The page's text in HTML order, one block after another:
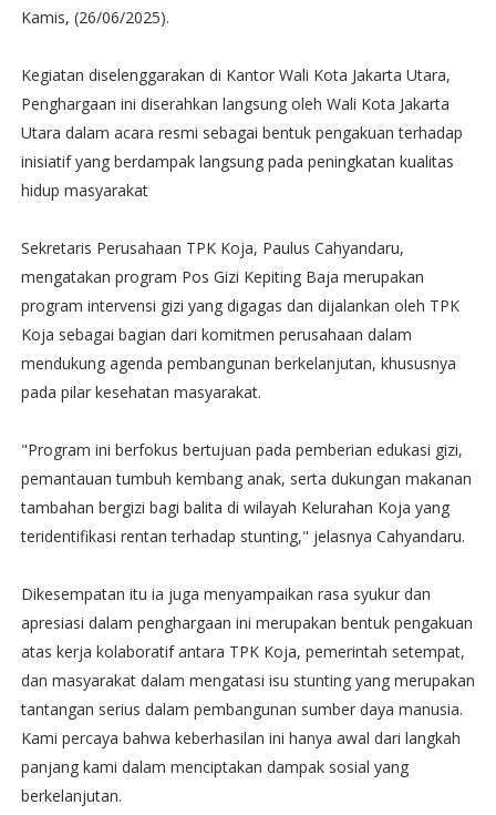
Kamis, (26/06/2025).
Kegiatan diselenggarakan di Kantor Wali Kota Jakarta Utara,
Penghargaan ini diserahkan langsung oleh Wali Kota Jakarta
Utara dalam acara resmi sebagai bentuk pengakuan terhadap
inisiatif yang berdampak langsung pada peningkatan kualitas
hidup masyarakat
Sekretaris Perusahaan TPK Koja, Paulus Cahyandaru,
mengatakan program Pos Gizi Kepiting Baja merupakan
program intervensi gizi yang digagas dan dijalankan oleh TPK
Koja sebagai bagian dari komitmen perusahaan dalam
mendukung agenda pembangunan berkelanjutan, khususnya
pada pilar kesehatan masyarakat.
"Program ini berfokus bertujuan pada pemberian edukasi gizi,
pemantauan tumbuh kembang anak, serta dukungan makanan
tambahan bergizi bagi balita di wilayah Kelurahan Koja yang
teridentifikasi rentan terhadap stunting," jelasnya Cahyandaru.
Dikesempatan itu ia juga menyampaikan rasa syukur dan
apresiasi dalam penghargaan ini merupakan bentuk pengakuan
atas kerja kolaboratif antara TPK Koja, pemerintah setempat,
dan masyarakat dalam mengatasi isu stunting yang merupakan
tantangan serius dalam pembangunan sumber daya manusia.
Kami percaya bahwa keberhasilan ini hanya awal dari langkah
panjang kami dalam menciptakan dampak sosial yang
berkelanjutan.